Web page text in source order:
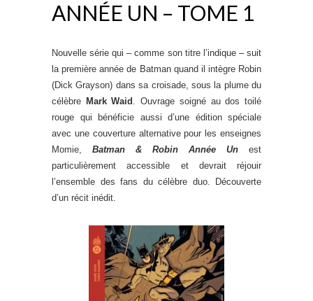
ANNÉE UN – TOME 1
Nouvelle série qui – comme son titre l’indique – suit
la première année de Batman quand il intègre Robin
(Dick Grayson) dans sa croisade, sous la plume du
célèbre Mark Waid . Ouvrage soigné au dos toilé
rouge qui bénéficie aussi d’une édition spéciale
avec une couverture alternative pour les enseignes
Momie, Batman & Robin Année Un est
particulièrement accessible et devrait réjouir
l’ensemble des fans du célèbre duo. Découverte
d’un récit inédit.